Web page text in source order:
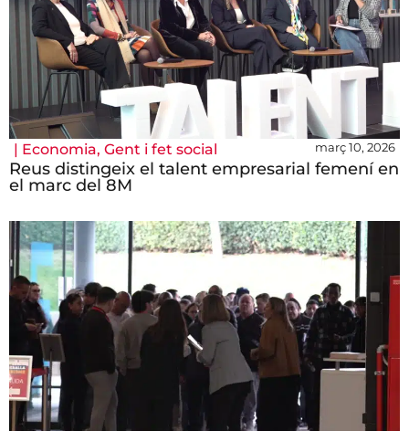
| Economia, Gent i fet social març 10, 2026
Reus distingeix el talent empresarial femení en
el marc del 8M